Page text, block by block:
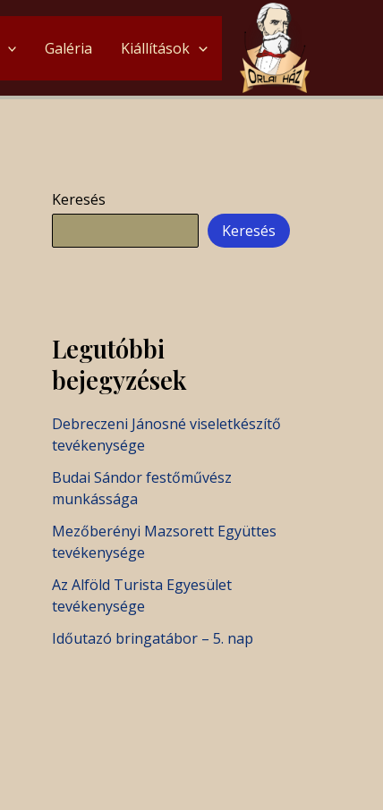
Galéria Kiállítások
Keresés
Keresés
Legutóbbi
bejegyzések
Debreczeni Jánosné viseletkészítő
tevékenysége
Budai Sándor festőművész
munkássága
Mezőberényi Mazsorett Együttes
tevékenysége
Az Alföld Turista Egyesület
tevékenysége
Időutazó bringatábor – 5. nap